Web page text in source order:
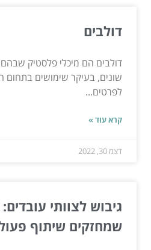
דולבים
דולבים הם מיכלי פלסטיק
שונים, בעיקר שימושים בתחום
לפרטים...
קרא עוד »
דצמ 30, 2022
שמחזקים שיתוף